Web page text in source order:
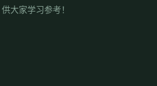
大家学习参考！